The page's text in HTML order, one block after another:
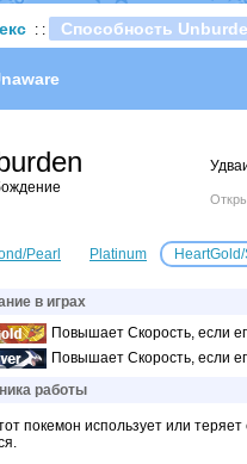
шадоу спиритомбот
траббишот
Raging Bolt
Shadow mismagius
: : Способность
Pearl Platinum
в играх
Повышает Скорость, если
Повышает Скорость, если
работы
покемон использует или